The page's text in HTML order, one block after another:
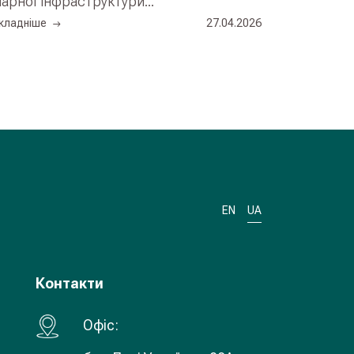
27.04.2026
EN UA
Контакти
Офiс: